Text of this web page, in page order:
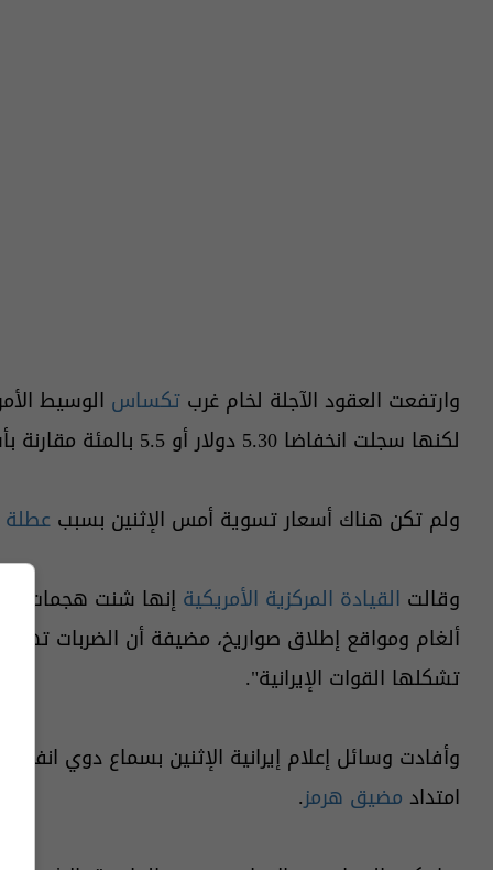
وارتفعت العقود الآجلة لخام غرب تكساس
لكنها سجلت انخفاضا 5.30 دولار أو 5.5 بالمئة مقارنة بأسعار التسوية يوم الجمعة.
ولم تكن هناك أسعار تسوية أمس الإثنين بسبب عطلة
وقالت القيادة المركزية الأمريكية إنها شنت هجمات
ألغام ومواقع إطلاق صواريخ، مضيفة أن الضربات
تشكلها القوات الإيرانية".
وأفادت وسائل إعلام إيرانية الإثنين بسماع دوي
امتداد مضيق هرمز.